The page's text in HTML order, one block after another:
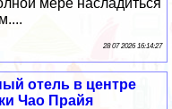
28 07 2026 16:14:27
отель в центре
Чао Прайя